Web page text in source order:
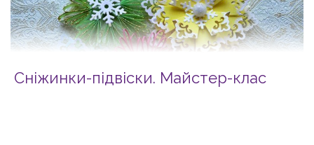
Сніжинки-підвіски. Майстер-клас